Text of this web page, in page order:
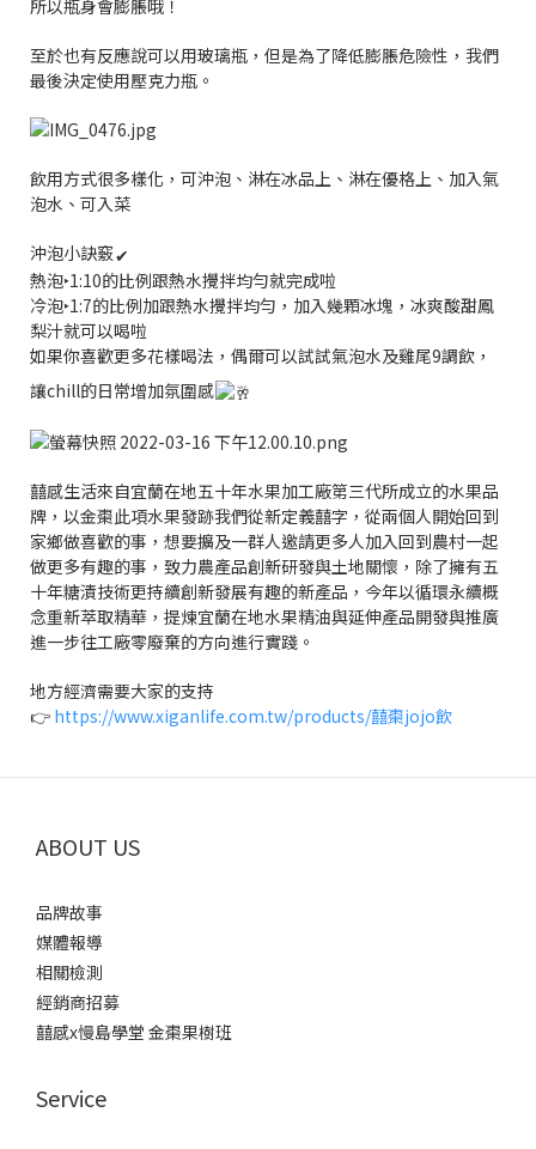
所以瓶身會膨脹哦！
至於也有反應說可以用玻璃瓶，但是為了降低膨脹危險性，我們
最後決定使用壓克力瓶。
飲用方式很多樣化，可沖泡、淋在冰品上、淋在優格上、加入氣
泡水、可入菜
沖泡小訣竅✔︎
熱泡‣1:10的比例跟熱水攪拌均勻就完成啦
冷泡‣1:7的比例加跟熱水攪拌均勻，加入幾顆冰塊，冰爽酸甜鳳
梨汁就可以喝啦
如果你喜歡更多花樣喝法，偶爾可以試試氣泡水及雞尾9調飲，
讓chill的日常增加氛圍感
囍感生活來自宜蘭在地五十年水果加工廠第三代所成立的水果品
牌，以金棗此項水果發跡我們從新定義囍字，從兩個人開始回到
家鄉做喜歡的事，想要擴及一群人邀請更多人加入回到農村一起
做更多有趣的事，致力農產品創新研發與土地關懷，除了擁有五
十年糖漬技術更持續創新發展有趣的新產品，今年以循環永續概
念重新萃取精華，提煉宜蘭在地水果精油與延伸產品開發與推廣
進一步往工廠零廢棄的方向進行實踐。
地方經濟需要大家的支持
👉 https://www.xiganlife.com.tw/products/囍棗jojo飲
ABOUT US
品牌故事
媒體報導
相關檢測
經銷商招募
囍感x慢島學堂 金棗果樹班
Service